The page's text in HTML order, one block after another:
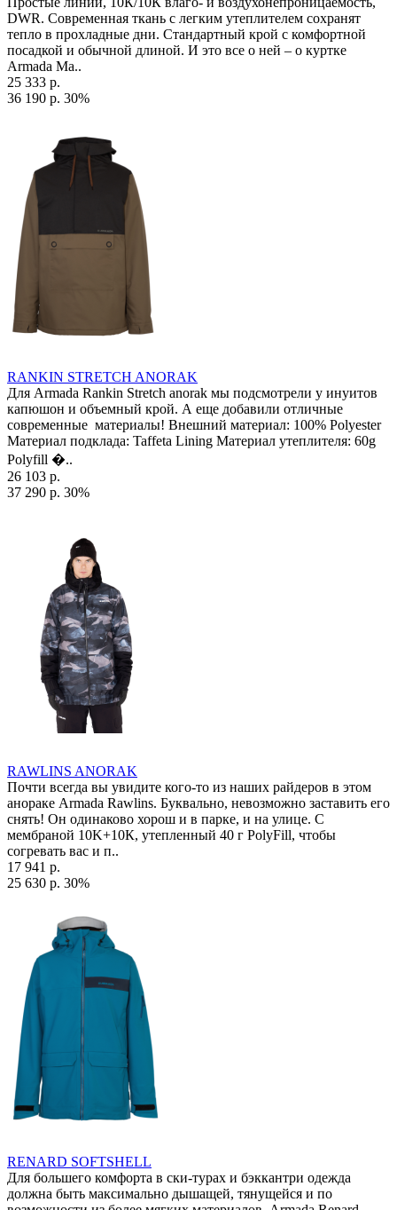
DWR. Современная ткань с легким утеплителем сохранят
тепло в прохладные дни. Стандартный крой с комфортной
посадкой и обычной длиной. И это все о ней – о куртке
Armada Ma..
25 333 р.
36 190 р. 30%
RANKIN STRETCH ANORAK
Для Armada Rankin Stretch anorak мы подсмотрели у инуитов
капюшон и объемный крой. А еще добавили отличные
современные материалы! Внешний материал: 100% Polyester
Материал подклада: Taffeta Lining Материал утеплителя: 60g
Polyfill �..
26 103 р.
37 290 р. 30%
RAWLINS ANORAK
Почти всегда вы увидите кого-то из наших райдеров в этом
анораке Armada Rawlins. Буквально, невозможно заставить его
снять! Он одинаково хорош и в парке, и на улице. С
мембраной 10K+10К, утепленный 40 г PolyFill, чтобы
согревать вас и п..
17 941 р.
25 630 р. 30%
RENARD SOFTSHELL
Для большего комфорта в ски-турах и бэккантри одежда
должна быть максимально дышащей, тянущейся и по